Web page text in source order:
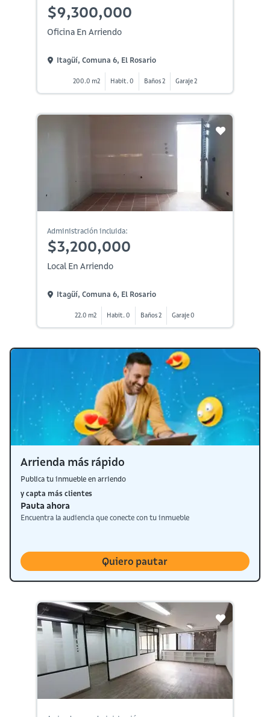
$9,300,000
Oficina En Arriendo
Itagüí, Comuna 6, El Rosario
200.0 m2 Habit. 0 Baños 2 Garaje 2
Administración incluida:
$3,200,000
Local En Arriendo
Itagüí, Comuna 6, El Rosario
22.0 m2 Habit. 0 Baños 2 Garaje 0
Arrienda más rápido
Publica tu inmueble en arriendo
y capta más clientes
Pauta ahora
Encuentra la audiencia que conecte con tu inmueble
Quiero pautar